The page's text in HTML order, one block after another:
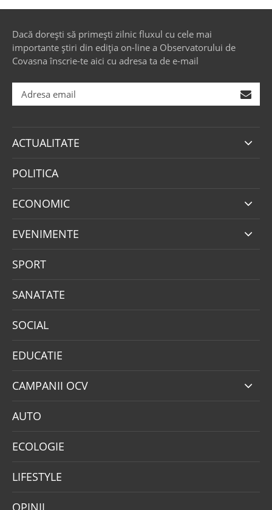
Dacă dorești să primești zilnic fluxul cu cele mai
importante știri din ediția on-line a Observatorului de
Covasna înscrie-te aici cu adresa ta de e-mail
ACTUALITATE
POLITICA
ECONOMIC
EVENIMENTE
SPORT
SANATATE
SOCIAL
EDUCATIE
CAMPANII OCV
AUTO
ECOLOGIE
LIFESTYLE
OPINII